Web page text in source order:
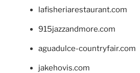
lafisheriarestaurant.com
915jazzandmore.com
aguadulce-countryfair.com
jakehovis.com